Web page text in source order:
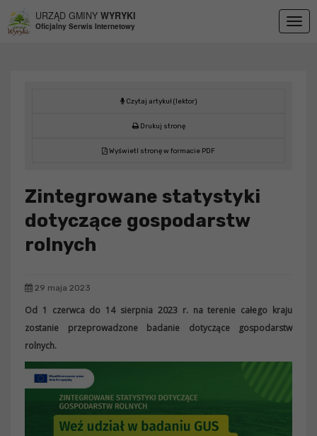
URZĄD GMINY WYRYKI
Oficjalny Serwis Internetowy
Czytaj artykuł (lektor)
Drukuj stronę
Wyświetl stronę w formacie PDF
Zintegrowane statystyki
dotyczące gospodarstw
rolnych
29 maja 2023
Od 1 czerwca do 14 sierpnia 2023 r. na terenie całego kraju
zostanie przeprowadzone badanie dotyczące gospodarstw
rolnych.